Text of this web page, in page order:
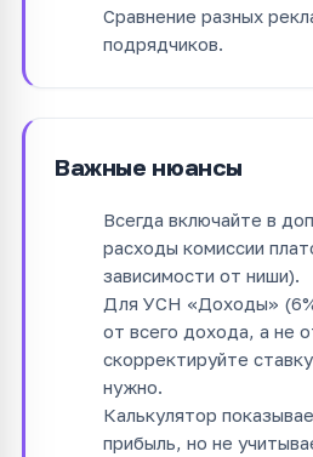
Сравнение разных
подрядчиков.
Важные нюансы
Всегда включайте в
расходы комиссии
зависимости от ниши).
Для УСН «Доходы»
от всего дохода, а не
скорректируйте
нужно.
Калькулятор
прибыль, но не